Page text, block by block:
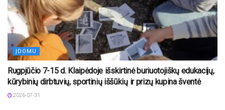
ĮDOMU
Rugpjūčio 7-15 d. Klaipėdoje išskirtinė buriuotojiškų edukacijų,
kūrybinių dirbtuvių, sportinių iššūkių ir prizų kupina šventė
2026-07-31